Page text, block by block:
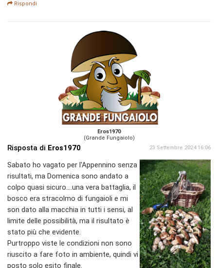
Rispondi
Eros1970
(Grande Fungaiolo)
Risposta di Eros1970 23 Settembre 2024 16:06
Sabato ho vagato per l'Appennino senza
risultati, ma Domenica sono andato a
colpo quasi sicuro....una vera battaglia, il
bosco era stracolmo di fungaioli e mi
son dato alla macchia in tutti i sensi, al
limite delle possibilità, ma il risultato è
stato più che evidente.
Purtroppo viste le condizioni non sono
riuscito a fare foto in ambiente, quindi vi
posto solo esito finale.